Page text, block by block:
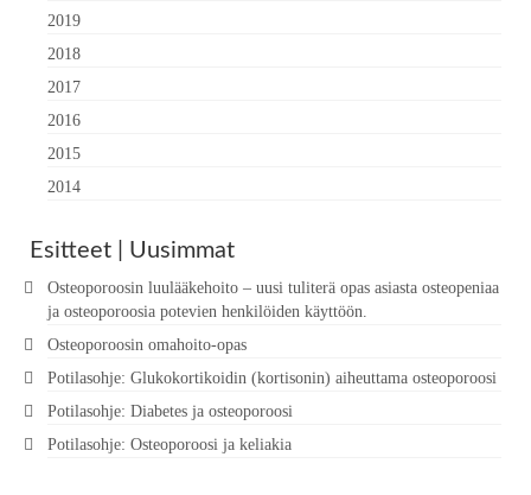
2019
2018
2017
2016
2015
2014
Esitteet | Uusimmat
Osteoporoosin luulääkehoito – uusi tuliterä opas asiasta osteopeniaa
ja osteoporoosia potevien henkilöiden käyttöön.
Osteoporoosin omahoito-opas
Potilasohje: Glukokortikoidin (kortisonin) aiheuttama osteoporoosi
Potilasohje: Diabetes ja osteoporoosi
Potilasohje: Osteoporoosi ja keliakia